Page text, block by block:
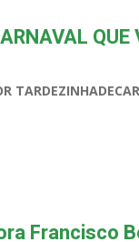
QUE
Francisco